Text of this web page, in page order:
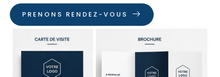
PRENONS RENDEZ-VOUS